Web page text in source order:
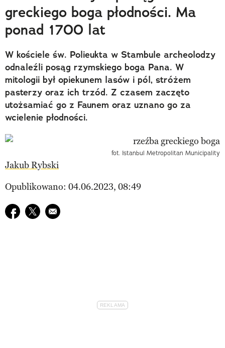
greckiego boga płodności. Ma
ponad 1700 lat
W kościele św. Polieukta w Stambule archeolodzy
odnaleźli posąg rzymskiego boga Pana. W
mitologii był opiekunem lasów i pól, stróżem
pasterzy oraz ich trzód. Z czasem zaczęto
utożsamiać go z Faunem oraz uznano go za
wcielenie płodności.
fot. Istanbul Metropolitan Municipality
Jakub Rybski
Opublikowano: 04.06.2023, 08:49
Udostępnij na facebook
Udostępnij na twitter
E-mail do przyjaciela